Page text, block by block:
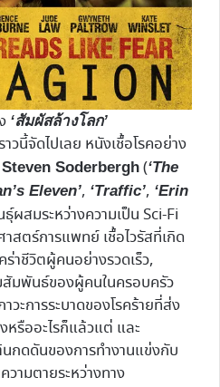
‘สัมผัสล้างโลก’
นี้จัดไปเลย หนังเชื้อโรคอย่าง
Steven Soderbergh (‘The
Eleven’, ‘Traffic’, ‘Erin
ผสมระหว่างความเป็น Sci-Fi
สตร์การแพทย์ เชื้อไวรัสที่เกิด
าชีวิตผู้คนอย่างรวดเร็ว,
มพันธ์ของผู้คนในครอบครัว
ะการระบาดของโรคร้ายที่ส่ง
หรืออะไรก็แล้วแต่ และ
กดดันของการทำงานแข่งกับ
วามตายระหว่างทาง